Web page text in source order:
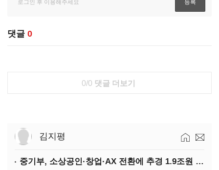
댓글 0
0/0 댓글 더보기
김지평
중기부, 소상공인·창업·AX 전환에 추경 1.9조원 편성